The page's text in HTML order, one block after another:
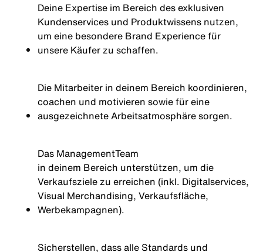
Deine Expertise im Bereich des exklusiven
Kundenservices und Produktwissens nutzen,
um eine besondere Brand Experience für
unsere Käufer zu schaffen.
Die Mitarbeiter in deinem Bereich koordinieren,
coachen und motivieren sowie für eine
ausgezeichnete Arbeitsatmosphäre sorgen.
Das ManagementTeam
in deinem Bereich unterstützen, um die
Verkaufsziele zu erreichen (inkl. Digitalservices,
Visual Merchandising, Verkaufsfläche,
Werbekampagnen).
Sicherstellen, dass alle Standards und